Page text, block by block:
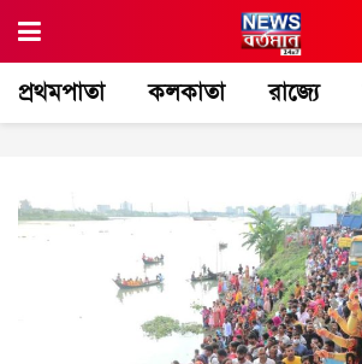
প্রথমপাতা কলকাতা রাজ্যে